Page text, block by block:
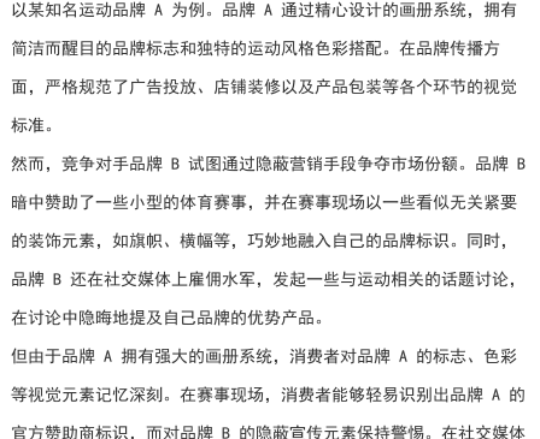
以某知名运动品牌 A 为例。品牌 A 通过精心设计的画册系统，拥有
简洁而醒目的品牌标志和独特的运动风格色彩搭配。在品牌传播方
面，严格规范了广告投放、店铺装修以及产品包装等各个环节的视觉
标准。
然而，竞争对手品牌 B 试图通过隐蔽营销手段争夺市场份额。品牌 B
暗中赞助了一些小型的体育赛事，并在赛事现场以一些看似无关紧要
的装饰元素，如旗帜、横幅等，巧妙地融入自己的品牌标识。同时，
品牌 B 还在社交媒体上雇佣水军，发起一些与运动相关的话题讨论，
在讨论中隐晦地提及自己品牌的优势产品。
但由于品牌 A 拥有强大的画册系统，消费者对品牌 A 的标志、色彩
等视觉元素记忆深刻。在赛事现场，消费者能够轻易识别出品牌 A 的
官方赞助商标识，而对品牌 B 的隐蔽宣传元素保持警惕。在社交媒体